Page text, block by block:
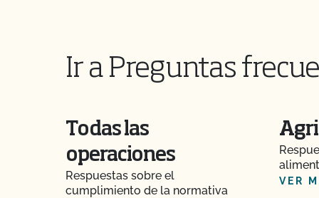
Ir a Preguntas
Todas las
operaciones
Respuestas sobre el
cumplimiento de la normativa
VER
¿Cuáles son los componentes clave de un
¿Qué ocurre si no estoy de acuerdo con una
certificación del CCOF?
¿Qué pasa si pago mi factura pero no
renovación o viceversa?